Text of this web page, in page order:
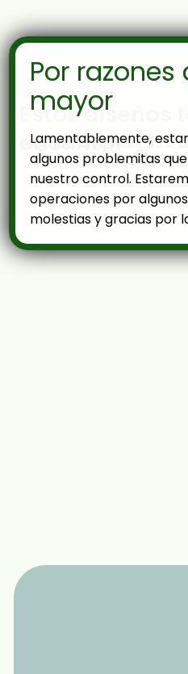
Estos diseños
encantar
Por razones
mayor
Lamentablemente,
algunos problemitas
nuestro control.
operaciones por
molestias y gracias por